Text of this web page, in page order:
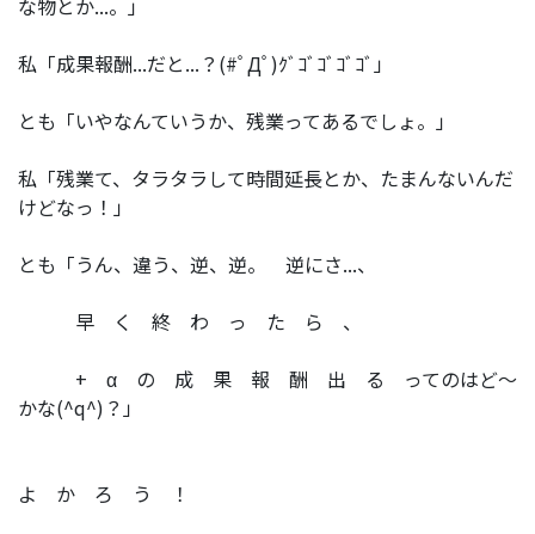
私「成果報酬...だと...？(#ﾟДﾟ)ｸﾞｺﾞｺﾞｺﾞｺﾞ」
とも「いやなんていうか、残業ってあるでしょ。」
私「残業て、タラタラして時間延長とか、たまんないんだ
けどなっ！」
とも「うん、違う、逆、逆。 逆にさ...、
早 く 終 わ っ た ら 、
+ α の 成 果 報 酬 出 る ってのはど～
かな(^q^)？」
よ か ろ う ！